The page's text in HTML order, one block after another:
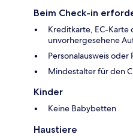
Beim Check-in
Kreditkarte, EC-
unvorhergesehene
Personalausweis
Mindestalter für den
Kinder
Keine Babybetten
Haustiere